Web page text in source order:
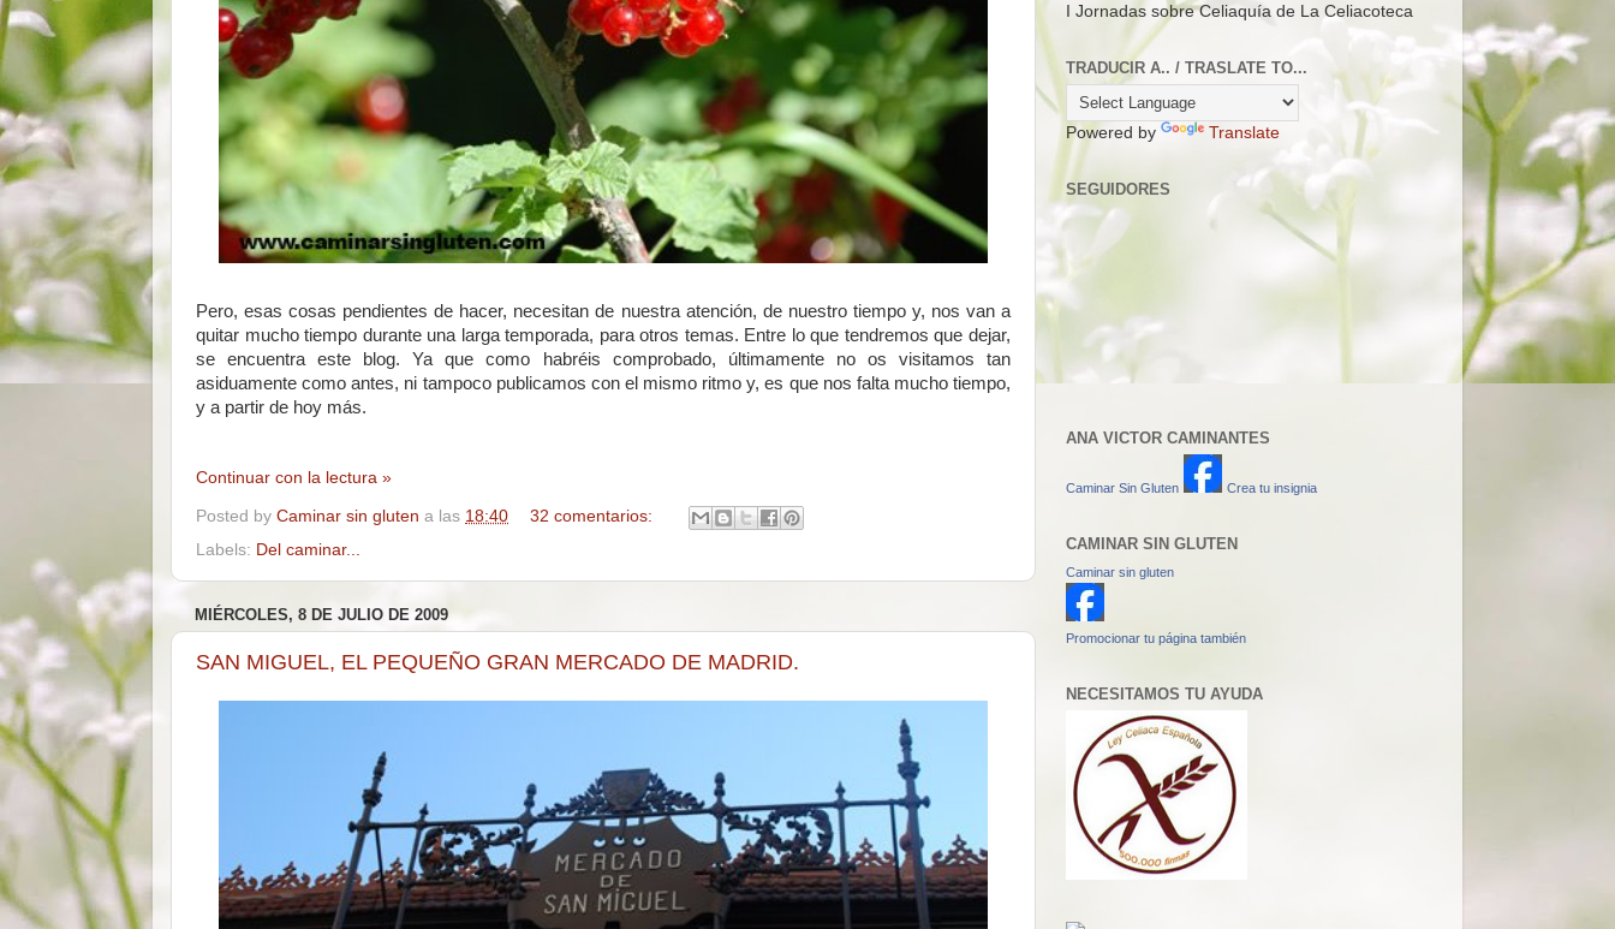
Pero, esas cosas pendientes de hacer, necesitan de nuestra atención, de nuestro tiempo y, nos van a
quitar mucho tiempo durante una larga temporada, para otros temas. Entre lo que tendremos que dejar,
se encuentra este blog. Ya que como habréis comprobado, últimamente no os visitamos tan
asiduamente como antes, ni tampoco publicamos con el mismo ritmo y, es que nos falta mucho tiempo,
y a partir de hoy más.
Continuar con la lectura »
Posted by Caminar sin gluten a las 18:40
32 comentarios:
Labels: Del caminar...
MIÉRCOLES, 8 DE JULIO DE 2009
SAN MIGUEL, EL PEQUEÑO GRAN MERCADO DE MADRID.
I Jornadas sobre Celiaquía de La Celiacoteca
TRADUCIR A.. / TRASLATE TO...
Powered by Translate
SEGUIDORES
ANA VICTOR CAMINANTES
Caminar Sin Gluten Crea tu insignia
CAMINAR SIN GLUTEN
Caminar sin gluten
Promocionar tu página también
NECESITAMOS TU AYUDA